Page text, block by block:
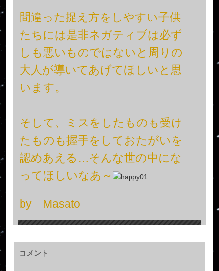
間違った捉え方をしやすい子供
たちには是非ネガティブは必ず
しも悪いものではないと周りの
大人が導いてあげてほしいと思
います。
そして、ミスをしたものも受け
たものも握手をしておたがいを
認めあえる…そんな世の中にな
ってほしいなあ～
by Masato
コメント